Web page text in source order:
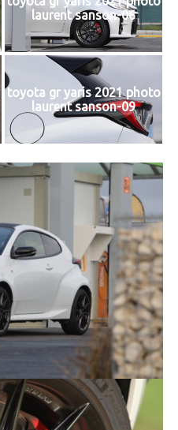
laurent sanson-06
toyota gr yaris 2021 photo
laurent sanson-09